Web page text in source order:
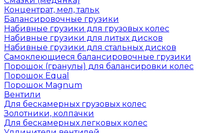
Концентрат, мел, тальк
Балансировочные грузики
Набивные грузики для грузовых колес
Набивные грузики для литых дисков
Набивные грузики для стальных дисков
Самоклеющиеся балансировочные грузики
Порошок (гранулы) для балансировки колес
Порошок Equal
Порошок Magnum
Вентили
Для бескамерных грузовых колес
Золотники, колпачки
Для бескамерных легковых колес